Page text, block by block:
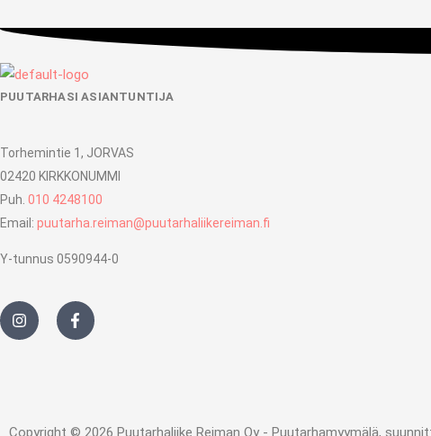
PUUTARHASI ASIANTUNTIJA
Torhemintie 1, JORVAS
02420 KIRKKONUMMI
Puh. 010 4248100
Email: puutarha.reiman@puutarhaliikereiman.fi
Y-tunnus 0590944-0
I
n
s
m
F
a
c
-
Copyright © 2026 Puutarhaliike Reiman Oy - Puutarhamyymälä,